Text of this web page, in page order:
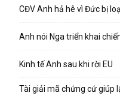
CĐV Anh hả hê vì Đức bị
Anh nói Nga triển khai
Kinh tế Anh sau khi rời EU
Tài giải mã chứng cứ giúp